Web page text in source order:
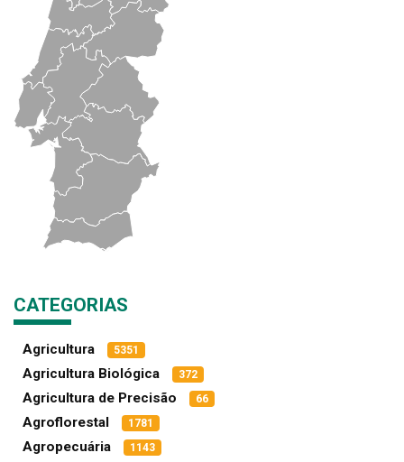
CATEGORIAS
Agricultura 5351
Agricultura Biológica 372
Agricultura de Precisão 66
Agroflorestal 1781
Agropecuária 1143